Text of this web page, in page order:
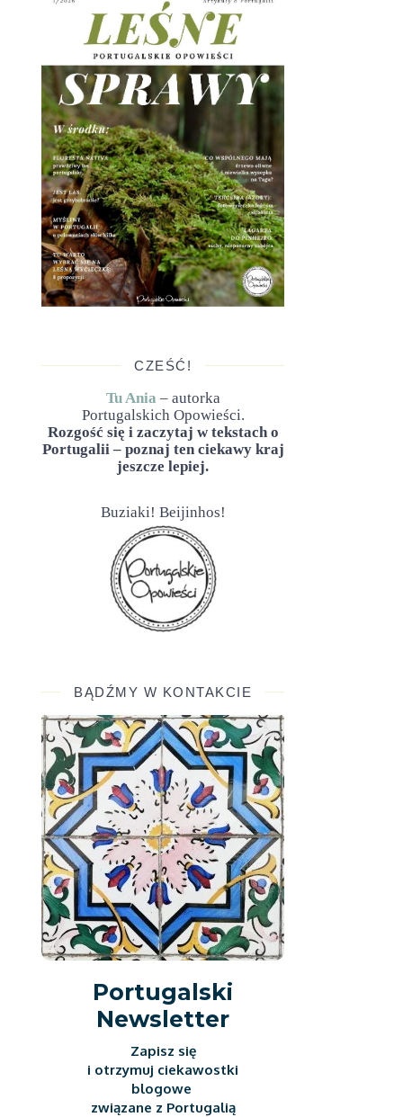
CZEŚĆ!
Tu Ania – autorka
Portugalskich Opowieści.
Rozgość się i zaczytaj w tekstach o
Portugalii – poznaj ten ciekawy kraj
jeszcze lepiej.
Buziaki! Beijinhos!
BĄDŹMY W KONTAKCIE
Portugalski
Newsletter
Zapisz się
i otrzymuj ciekawostki
blogowe
związane z Portugalią